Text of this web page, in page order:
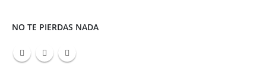
NO TE PIERDAS NADA